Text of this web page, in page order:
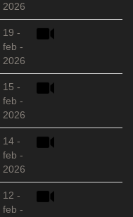
2026
19 -
feb -
2026
15 -
feb -
2026
14 -
feb -
2026
12 -
feb -